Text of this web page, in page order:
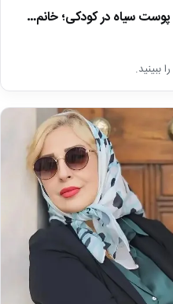
سیاه در کودکی؛ خانم…
ببینید.